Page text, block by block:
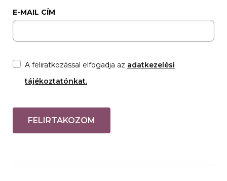
E-MAIL CÍM
A feliratkozással elfogadja az adatkezelési
tájékoztatónkat.
FELIRTAKOZOM